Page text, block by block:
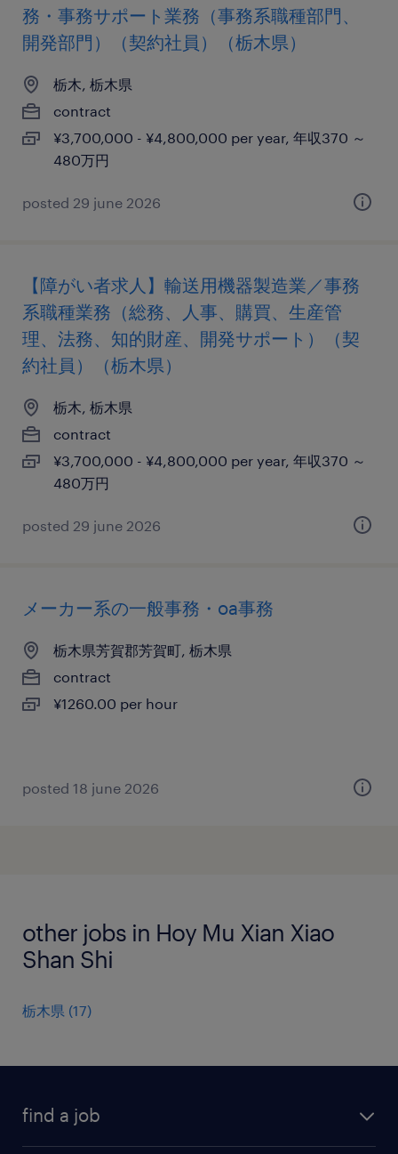
務・事務サポート業務（事務系職種部門、
開発部門）（契約社員）（栃木県）
栃木, 栃木県
contract
¥3,700,000 - ¥4,800,000 per year, 年収370 ～
480万円
posted 29 june 2026
【障がい者求人】輸送用機器製造業／事務
系職種業務（総務、人事、購買、生産管
理、法務、知的財産、開発サポート）（契
約社員）（栃木県）
栃木, 栃木県
contract
¥3,700,000 - ¥4,800,000 per year, 年収370 ～
480万円
posted 29 june 2026
メーカー系の一般事務・oa事務
栃木県芳賀郡芳賀町, 栃木県
contract
¥1260.00 per hour
posted 18 june 2026
other jobs in Hoy Mu Xian Xiao
Shan Shi
栃木県 (17)
find a job